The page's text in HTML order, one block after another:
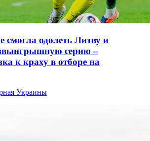
смогла одолеть Литву и
серию –
к краху в отборе на
Украины